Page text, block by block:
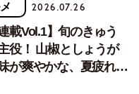
2026.07.26
連載Vol.1】旬のきゅう
役！ 山椒としょうが
が爽やかな、夏疲れを